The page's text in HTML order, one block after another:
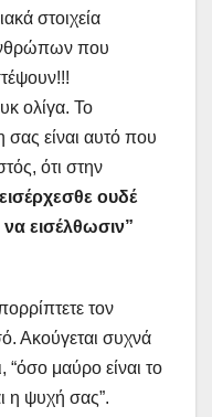
στοιχεία
που
ολίγα. Το
σας είναι αυτό που
ότι στην
ουδέ
να εισέλθωσιν”
τον
Ακούγεται συχνά
“όσο μαύρο είναι το
η ψυχή σας”.